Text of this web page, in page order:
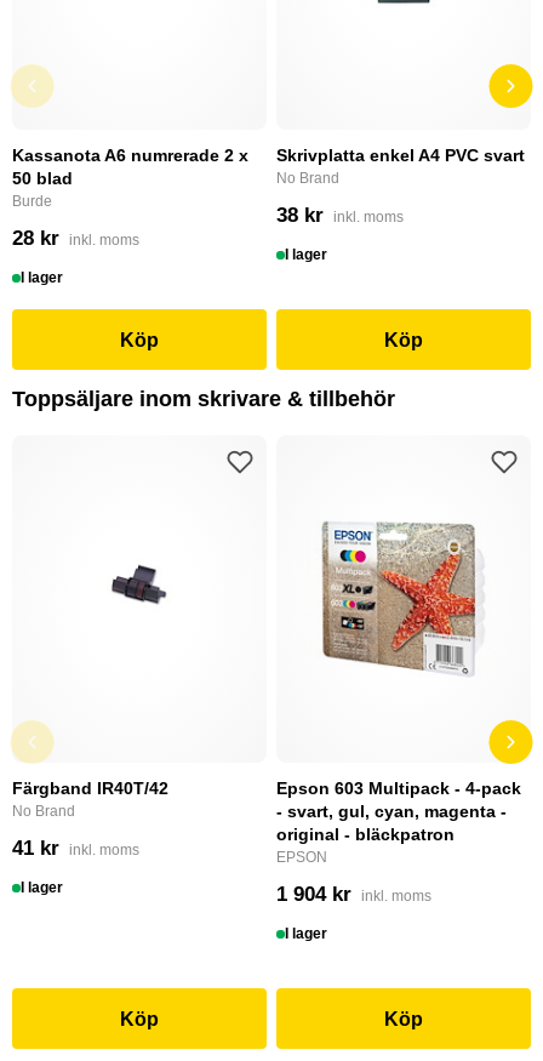
Kassanota A6 numrerade 2 x
50 blad
Burde
28 kr inkl. moms
I lager
Köp
Skrivplatta enkel A4 PVC svart
No Brand
38 kr inkl. moms
I lager
Köp
Toppsäljare inom skrivare & tillbehör
Färgband IR40T/42
No Brand
41 kr inkl. moms
I lager
Köp
Epson 603 Multipack - 4-pack
- svart, gul, cyan, magenta -
original - bläckpatron
EPSON
1 904 kr inkl. moms
I lager
Köp